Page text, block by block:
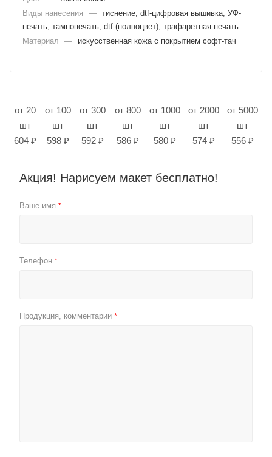
Виды нанесения
— тиснение, dtf-цифровая вышивка, УФ-
печать, тампопечать, dtf (полноцвет), трафаретная печать
Материал
— искусственная кожа с покрытием софт-тач
от 20
шт
604 ₽
от 100
шт
598 ₽
от 300
шт
592 ₽
от 800
шт
586 ₽
от 1000
шт
580 ₽
от 2000
шт
574 ₽
от 5000
шт
556 ₽
Акция! Нарисуем макет бесплатно!
Ваше имя *
Телефон *
Продукция, комментарии *